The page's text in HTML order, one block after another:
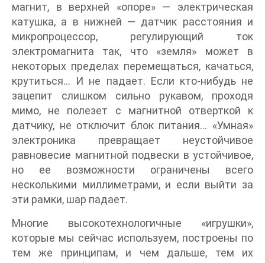
магнит, в верхней «опоре» — электрическая
катушка, а в нижней — датчик расстояния и
микропроцессор, регулирующий ток
электромагнита так, что «земля» может в
некоторых пределах перемещаться, качаться,
крутиться… И не падает. Если кто-нибудь не
зацепит слишком сильно рукавом, проходя
мимо, не полезет с магнитной отверткой к
датчику, не отключит блок питания… «Умная»
электроника превращает неустойчивое
равновесие магнитной подвески в устойчивое,
но ее возможности ограничены всего
несколькими миллиметрами, и если выйти за
эти рамки, шар падает.
Многие высокотехнологичные «игрушки»,
которые мы сейчас используем, построены по
тем же принципам, и чем дальше, тем их